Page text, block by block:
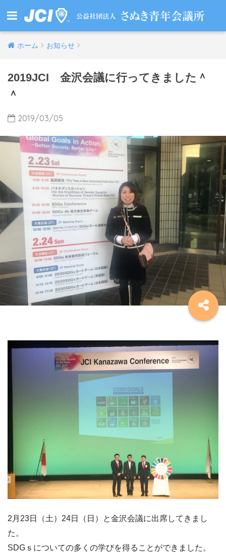
ホーム お知らせ
2019JCI 金沢会議に行ってきました＾
＾
2019/03/05
2月23日（土）24日（日）と金沢会議に出席してきまし
た。
SDGｓについての多くの学びを得ることができました。